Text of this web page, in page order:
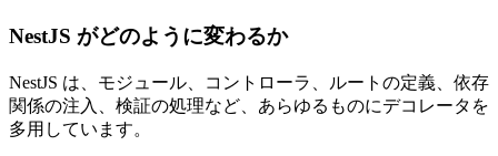
NestJS がどのように変わるか
NestJS は、モジュール、コントローラ、ルートの定義、依存
関係の注入、検証の処理など、あらゆるものにデコレータを
多用しています。